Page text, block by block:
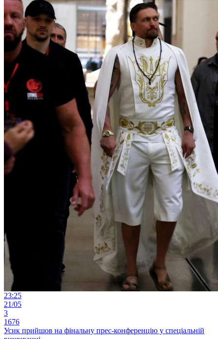
23:25
21/05
3
1676
Усик прийшов на фінальну прес-конференцію у спеціальній